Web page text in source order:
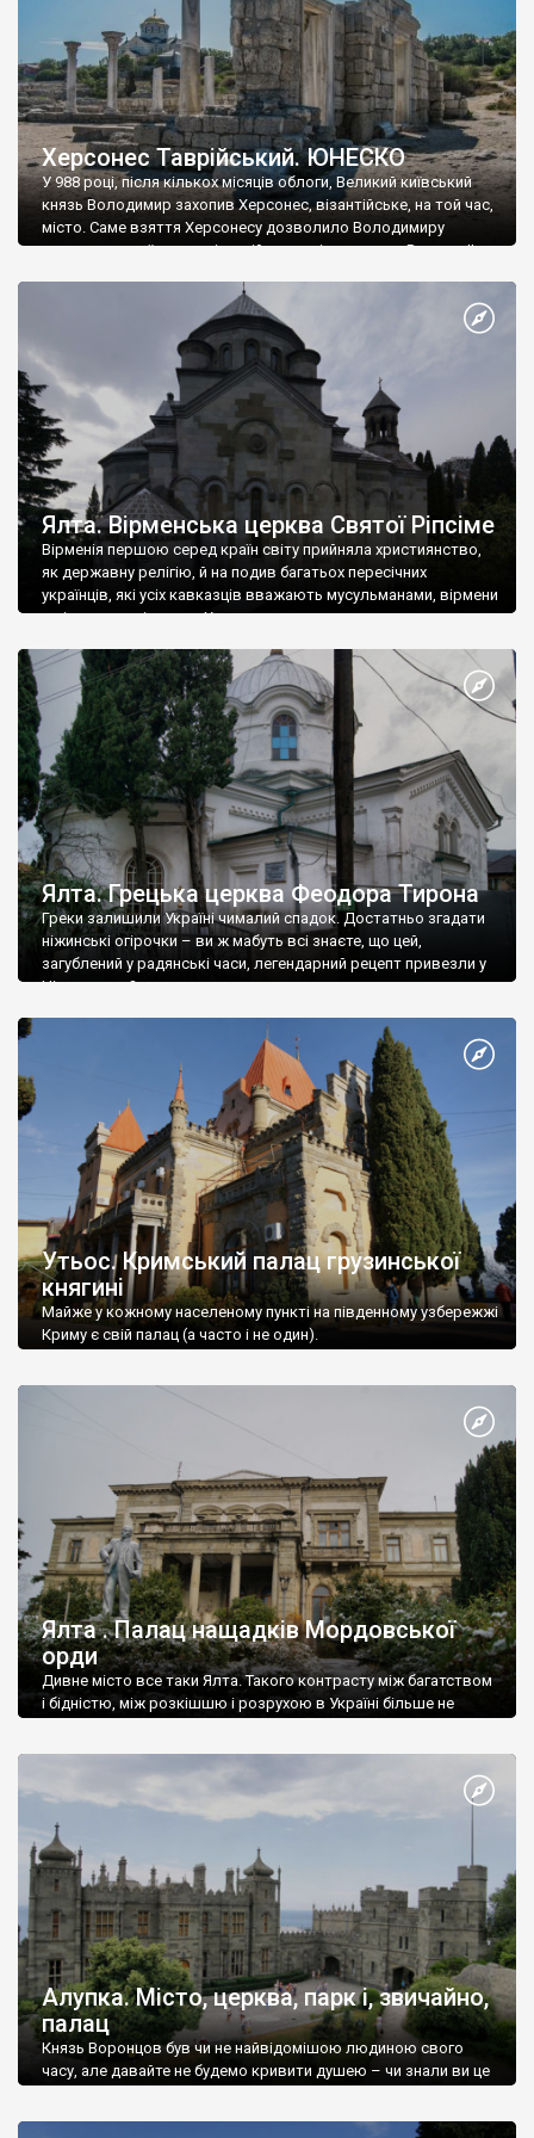
Херсонес Таврійський. ЮНЕСКО
У 988 році, після кількох місяців облоги, Великий київський
князь Володимир захопив Херсонес, візантійське, на той час,
місто. Саме взяття Херсонесу дозволило Володимиру
диктувати свої умови візантійському імператору Василю ІІ, та
Херсонесі Володимир-язичник, став Василем-християнином.
А потім було Хрещення Русі. На честь Херсонесу Таврійського
Ялта. Вірменська церква Святої Ріпсіме
Вірменія першою серед країн світу прийняла християнство,
як державну релігію, й на подив багатьох пересічних
українців, які усіх кавказців вважають мусульманами, вірмени
є відданими вірянами Христа
Ялта. Грецька церква Феодора Тирона
Греки залишили Україні чималий спадок. Достатньо згадати
ніжинські огірочки – ви ж мабуть всі знаєте, що цей,
загублений у радянські часи, легендарний рецепт привезли у
Ніжин греки?
Утьос. Кримський палац грузинської
княгині
Майже у кожному населеному пункті на південному узбережжі
Криму є свій палац (а часто і не один).
Ялта . Палац нащадків Мордовської
орди
Дивне місто все таки Ялта. Такого контрасту між багатством
і бідністю, між розкішшю і розрухою в Україні більше не
Алупка. Місто, церква, парк і, звичайно,
палац
Князь Воронцов був чи не найвідомішою людиною свого
часу, але давайте не будемо кривити душею – чи знали ви це